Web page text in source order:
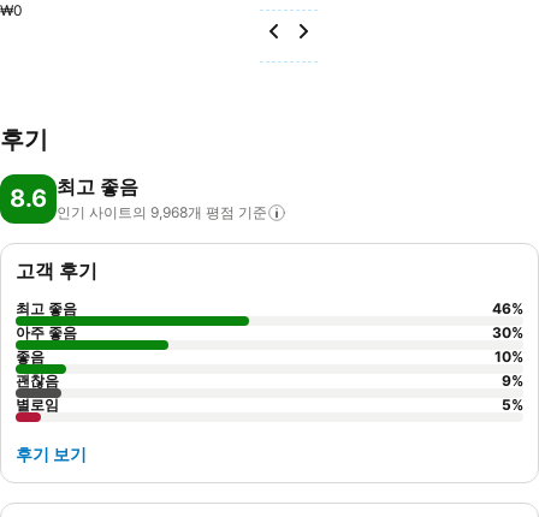
₩0
후기
8.6 최고 좋음
인기 사이트의 9,968개 평점 기준
고객 후기
최고 좋음 46%
아주 좋음
30%
좋음
10%
괜찮음
9%
별로임
5%
후기 보기